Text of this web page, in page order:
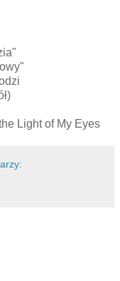
Light of My Eyes